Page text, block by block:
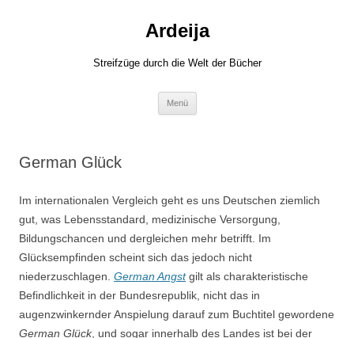
Ardeija
Streifzüge durch die Welt der Bücher
Menü
German Glück
Im internationalen Vergleich geht es uns Deutschen ziemlich
gut, was Lebensstandard, medizinische Versorgung,
Bildungschancen und dergleichen mehr betrifft. Im
Glücksempfinden scheint sich das jedoch nicht
niederzuschlagen. German Angstgilt als charakteristische
Befindlichkeit in der Bundesrepublik, nicht das in
augenzwinkernder Anspielung darauf zum Buchtitel gewordene
German Glück, und sogar innerhalb des Landes ist bei der